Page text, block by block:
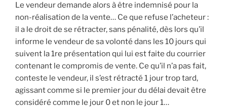
Le vendeur demande alors à être indemnisé pour la
non-réalisation de la vente… Ce que refuse l’acheteur :
il a le droit de se rétracter, sans pénalité, dès lors qu’il
informe le vendeur de sa volonté dans les 10 jours qui
suivent la 1re présentation qui lui est faite du courrier
contenant le compromis de vente. Ce qu’il n’a pas fait,
conteste le vendeur, il s’est rétracté 1 jour trop tard,
agissant comme si le premier jour du délai devait être
considéré comme le jour 0 et non le jour 1…